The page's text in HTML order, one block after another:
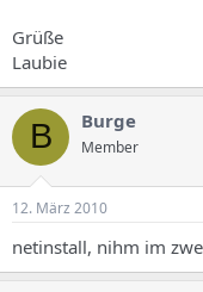
Grüße
Laubie
B Burge
Member
12. März 2010
netinstall, nihm im